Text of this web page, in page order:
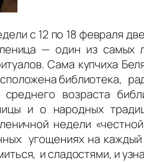
с 12 по 18 февраля
— один из самых
Сама купчиха
библиотека,
возраста
и о народных
недели
угощениях на
и сладостями, и